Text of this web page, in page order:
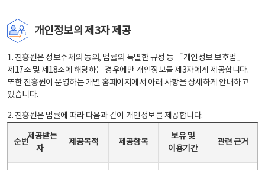
개인정보의 제3자 제공
1. 진흥원은 정보주체의 동의, 법률의 특별한 규정 등 「개인정보 보호법」
제17조 및 제18조에 해당하는 경우에만 개인정보를 제3자에게 제공합니다.
또한 진흥원이 운영하는 개별 홈페이지에서 아래 사항을 상세하게 안내하고
있습니다.
2. 진흥원은 법률에 따라 다음과 같이 개인정보를 제공합니다.
순번
제공받는
자
제공목적 제공항목
보유 및
이용기간
관련 근거